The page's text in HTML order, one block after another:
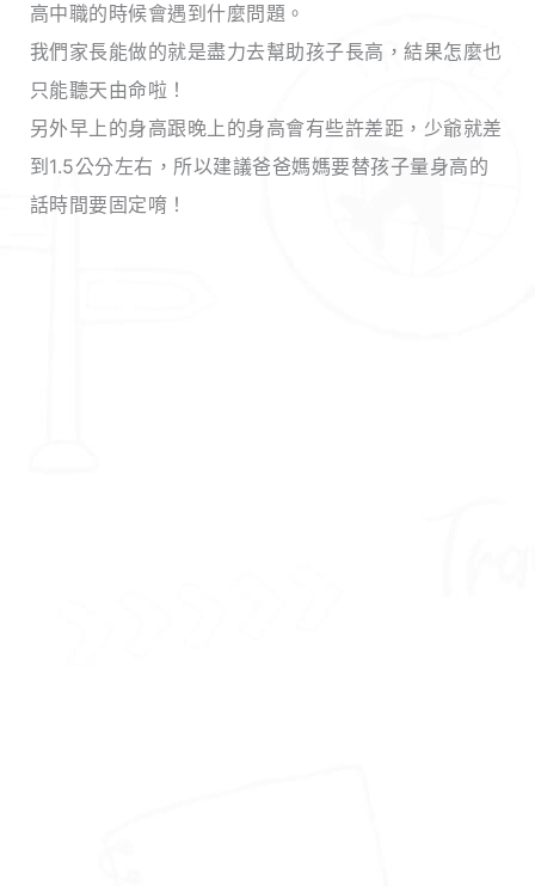
高中職的時候會遇到什麼問題。
我們家長能做的就是盡力去幫助孩子長高，結果怎麼也
只能聽天由命啦！
另外早上的身高跟晚上的身高會有些許差距，少爺就差
到1.5公分左右，所以建議爸爸媽媽要替孩子量身高的
話時間要固定唷！